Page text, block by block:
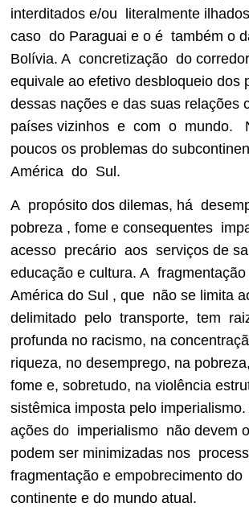
interditados e/ou literalmente
caso do Paraguai e o é também o
Bolívia. A concretização do corredor
equivale ao efetivo desbloqueio dos
dessas nações e das suas relações
países vizinhos e com o mundo.
poucos os problemas do
América do Sul.
A propósito dos dilemas, há
pobreza , fome e consequentes
acesso precário aos serviços de
educação e cultura. A fragmentação
América do Sul , que não se limita
delimitado pelo transporte, tem
profunda no racismo, na
riqueza, no desemprego, na
fome e, sobretudo, na violência
sistêmica imposta pelo imperialismo.
ações do imperialismo não devem
podem ser minimizadas nos
fragmentação e empobrecimento do
continente e do mundo atual.